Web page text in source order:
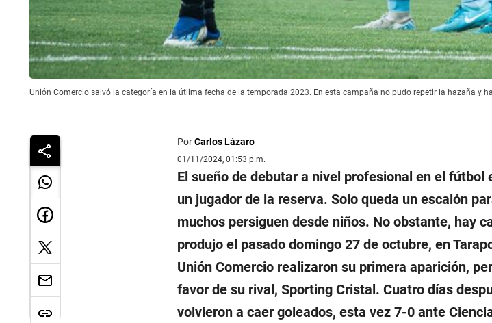
Unión Comercio salvó la categoría en la útlima fecha de la temporada 2023. En esta campaña no pudo repetir la hazaña y
PorCarlos Lázaro
01/11/2024, 01:53 p.m.
El sueño de debutar a nivel profesional en el fútbol
un jugador de la reserva. Solo queda un escalón
muchos persiguen desde niños. No obstante, hay
produjo el pasado domingo 27 de octubre, en
Unión Comercio realizaron su primera aparición,
favor de su rival, Sporting Cristal. Cuatro días
volvieron a caer goleados, esta vez 7-0 ante